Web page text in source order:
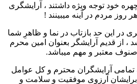
خود توجه ویژه داشتند ، آرایشگری
روز مردم در آینه میبینند !
در این حد بازتاب در نما و ظاهرِ شما
، از قدیم آرایشگر بعنوان امین محرم
صنوف معتبر و مهم میباشد.
(28 آبان) را به تمامی آرایشگران محترم و کل عوامل
برایشان آرزوی موفقیت و سلامت و